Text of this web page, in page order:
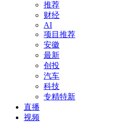
推荐
财经
AI
项目推荐
安徽
最新
创投
汽车
科技
专精特新
直播
视频